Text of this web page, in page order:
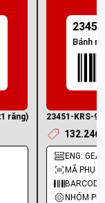
răng)
Bánh
23451-KRS-
132.246
ENG:
MÃ PHỤ